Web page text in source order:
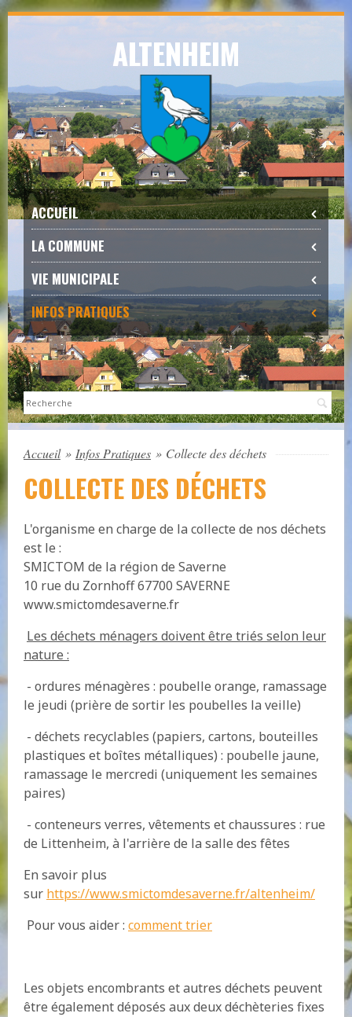
Skip
Skip
to
content
ALTENHEIM
ACCUEIL
LA COMMUNE
VIE MUNICIPALE
INFOS PRATIQUES
Accueil » Infos Pratiques » Collecte des déchets
COLLECTE DES DÉCHETS
L'organisme en charge de la collecte de nos déchets
est le :
SMICTOM de la région de Saverne
10 rue du Zornhoff 67700 SAVERNE
www.smictomdesaverne.fr
Les déchets ménagers doivent être triés selon leur
nature :
- ordures ménagères : poubelle orange, ramassage
le jeudi (prière de sortir les poubelles la veille)
- déchets recyclables (papiers, cartons, bouteilles
plastiques et boîtes métalliques) : poubelle jaune,
ramassage le mercredi (uniquement les semaines
paires)
- conteneurs verres, vêtements et chaussures : rue
de Littenheim, à l'arrière de la salle des fêtes
En savoir plus
sur https://www.smictomdesaverne.fr/altenheim/
Pour vous aider : comment trier
Les objets encombrants et autres déchets peuvent
être également déposés aux deux déchèteries fixes